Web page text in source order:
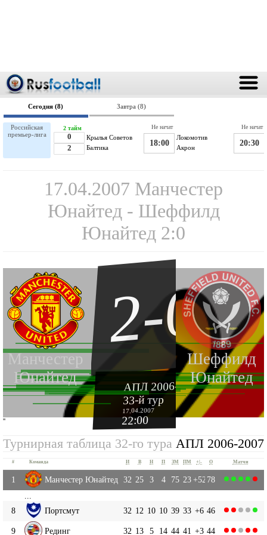
Сегодня (8) Завтра (8)
Российская
премьер-лига
Крылья Советов
0
2
Балтика
2 тайм
Локомотив
18:00 Акрон
Не начат
20:30
Не начат
17.04.2007 Манчестер
Юнайтед - Шеффилд
Юнайтед 2:0
Манчестер
Юнайтед
Шеффилд
Юнайтед
2-0
АПЛ 2006-2007
33-й тур
17.04.2007
22:00
''
Турнирная таблица 32-го тура АПЛ 2006-2007
# Команда И В Н П ЗМ ПМ +|- О Матчи
1 Манчестер Юнайтед 32 25 3 4 75 23+52 78
8
Портсмут 32 12 10 10 39 33 +6 46
9 Рединг 32 13 5 14 44 41 +3 44